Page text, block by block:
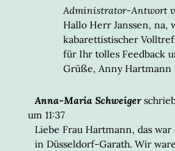
Administrator-Antwort
Hallo Herr Janssen, na,
kabarettistischer
für Ihr tolles Feedback
Grüße, Anny Hartmann
Anna-Maria Schweiger
um 11:37
Liebe Frau Hartmann, das
in Düsseldorf-Garath. Wir